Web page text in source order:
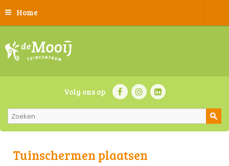
Home
Volg ons op
Tuinschermen plaatsen